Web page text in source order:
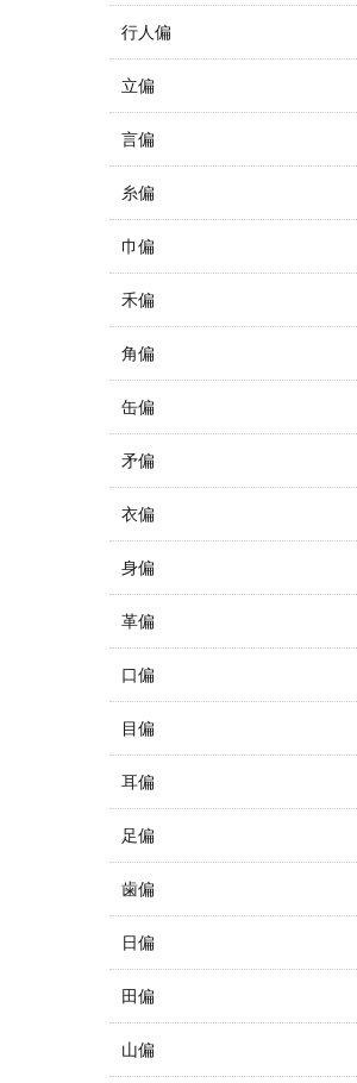
行人偏
立偏
言偏
糸偏
巾偏
禾偏
角偏
缶偏
矛偏
衣偏
身偏
革偏
口偏
目偏
耳偏
足偏
歯偏
日偏
田偏
山偏